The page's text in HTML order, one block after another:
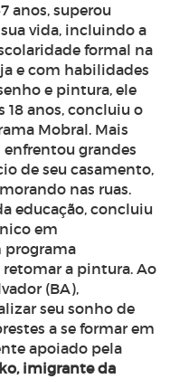
anos, superou
vida, incluindo a
formal na
e com habilidades
e pintura, ele
18 anos, concluiu o
Mobral. Mais
enfrentou grandes
de seu casamento,
nas ruas.
educação, concluiu
em
programa
retomar a pintura. Ao
(BA),
seu sonho de
a se formar em
apoiado pela
imigrante da